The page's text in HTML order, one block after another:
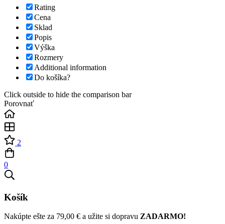
Rating
Cena
Sklad
Popis
Výška
Rozmery
Additional information
Do košíka?
Click outside to hide the comparison bar
Porovnať
2
0
Košík
Nakúpte ešte za 79,00 € a užite si dopravu ZADARMO!